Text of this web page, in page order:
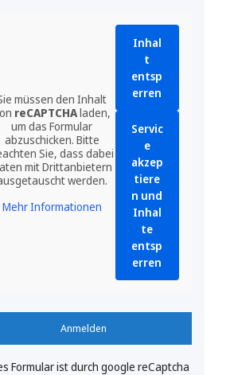
müssen den Inhalt
reCAPTCHAladen,
um das Formular
abzuschicken. Bitte
Sie, dass dabei
mit Drittanbietern
werden.
Mehr Informationen
Inhal
t
entsp
erren
Servic
e
akzep
tiere
n und
Inhal
te
entsp
erren
Anmelden
Formular ist durch google reCaptcha